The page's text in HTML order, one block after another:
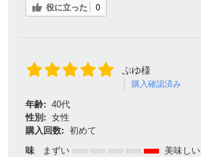
役に立った 0
ぷゆ様
購入確認済み
年齢: 40代
性別: 女性
購入回数: 初めて
味
まずい
美味しい